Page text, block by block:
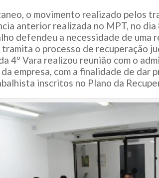
o movimento realizado pelos
anterior realizada no MPT, no dia
defendeu a necessidade de uma
tramita o processo de recuperação
4º Vara realizou reunião com o
empresa, com a finalidade de dar
inscritos no Plano da